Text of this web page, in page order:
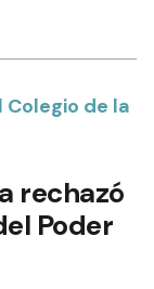
de la
rechazó
Poder